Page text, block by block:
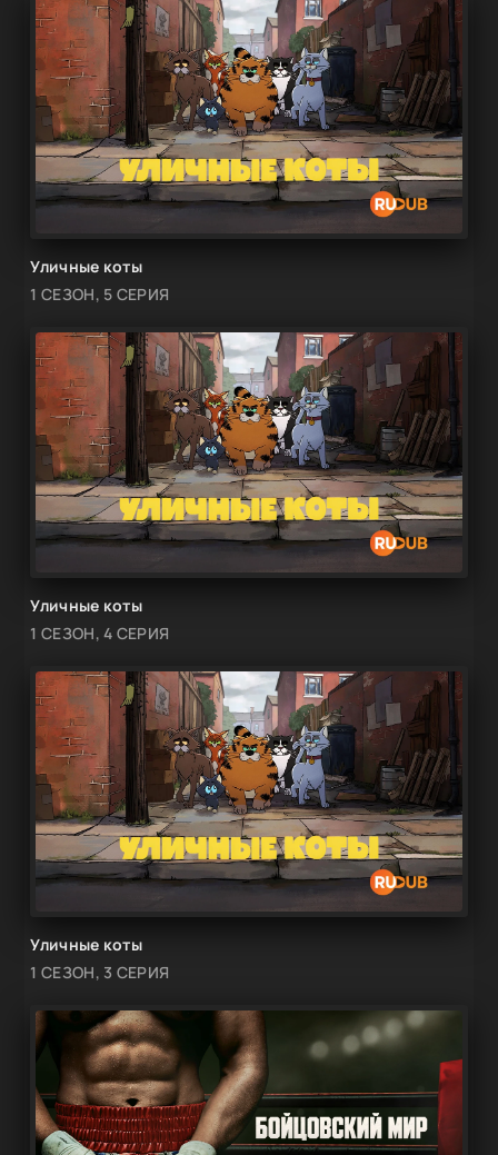
Уличные коты
1 СЕЗОН, 5 СЕРИЯ
Уличные коты
1 СЕЗОН, 4 СЕРИЯ
Уличные коты
1 СЕЗОН, 3 СЕРИЯ